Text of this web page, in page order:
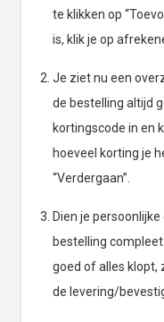
te klikken op
is, klik je op
Je ziet nu een
de bestelling altijd
kortingscode in en
hoeveel korting je
“Verdergaan”.
Dien je
bestelling
goed of alles klopt,
de levering/